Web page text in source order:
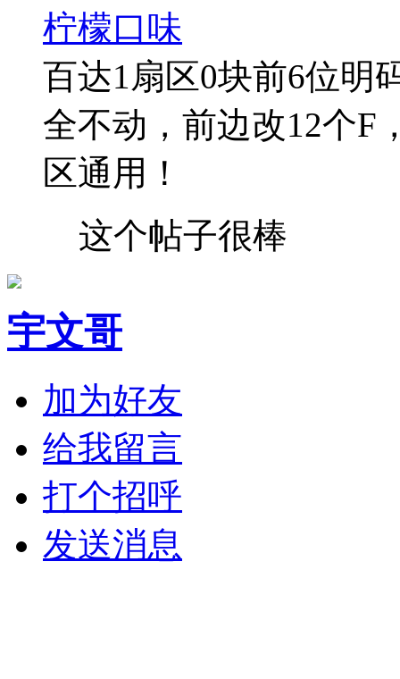
柠檬口味
百达1扇区0块前6位明
全不动，前边改12个F
区通用！
这个帖子很棒
宇文哥
加为好友
给我留言
打个招呼
发送消息